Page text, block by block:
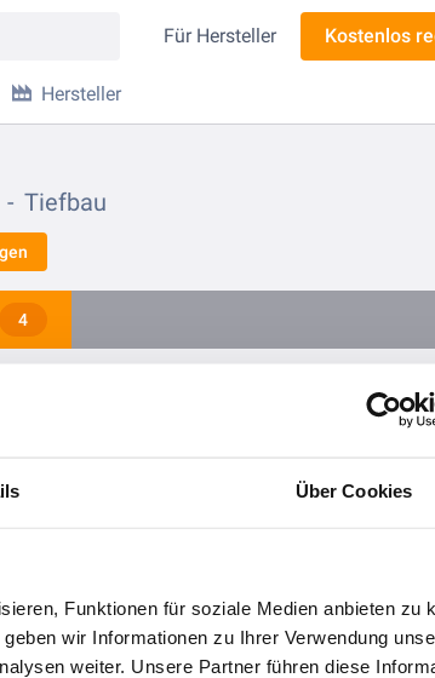
Über Cookies
Funktionen für soziale Medien anbieten zu
wir Informationen zu Ihrer Verwendung
weiter. Unsere Partner führen diese
Für Hersteller Kostenlos
Hersteller
Tiefbau
4